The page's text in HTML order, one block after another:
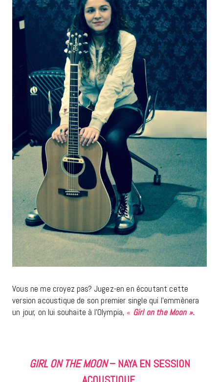
Vous ne me croyez pas? Jugez-en en écoutant cette
version acoustique de son premier single qui l’emmènera
un jour, on lui souhaite à l’Olympia, « Girl on the Moon ».
GIRL ON THE MOON– NAYA EN SESSION